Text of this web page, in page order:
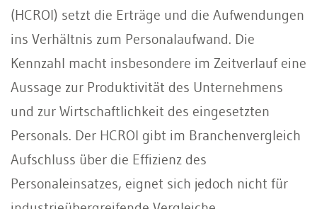
(HCROI) setzt die Erträge und die Aufwendungen
ins Verhältnis zum Personalaufwand. Die
Kennzahl macht insbesondere im Zeitverlauf eine
Aussage zur Produktivität des Unternehmens
und zur Wirtschaftlichkeit des eingesetzten
Personals. Der HCROI gibt im Branchenvergleich
Aufschluss über die Effizienz des
Personaleinsatzes, eignet sich jedoch nicht für